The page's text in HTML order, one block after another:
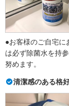
●お客様のご自宅に
は必ず除菌水を持
努めます。
清潔感のある格